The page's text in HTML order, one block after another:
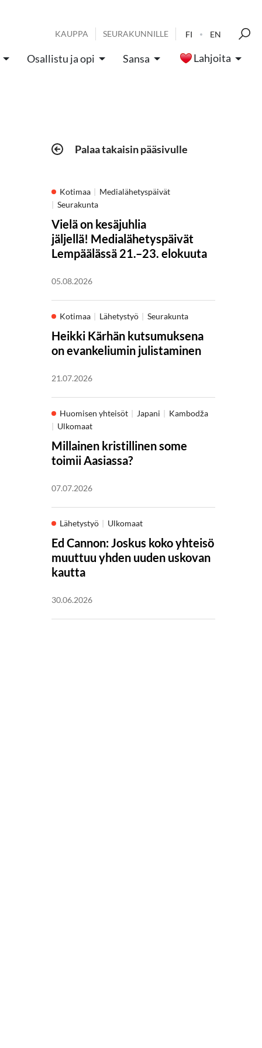
KAUPPA SEURAKUNNILLE FI EN
Osallistu ja opi Sansa Lahjoita
Palaa takaisin pääsivulle
Kotimaa
Medialähetyspäivät
Seurakunta
Vielä on kesäjuhlia
jäljellä! Medialähetyspäivät
Lempäälässä 21.–23. elokuuta
05.08.2026
Kotimaa Lähetystyö Seurakunta
Heikki Kärhän kutsumuksena
on evankeliumin julistaminen
21.07.2026
Huomisen yhteisöt Japani
Kambodža
Ulkomaat
Millainen kristillinen some
toimii Aasiassa?
07.07.2026
Lähetystyö Ulkomaat
Ed Cannon: Joskus koko yhteisö
muuttuu yhden uuden uskovan
kautta
30.06.2026